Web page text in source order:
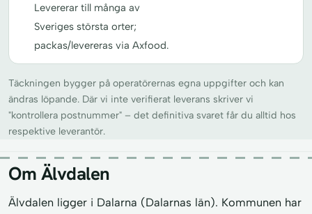
Levererar till många av
Sveriges största orter;
packas/levereras via Axfood.
Täckningen bygger på operatörernas egna uppgifter och kan
ändras löpande. Där vi inte verifierat leverans skriver vi
"kontrollera postnummer" – det definitiva svaret får du alltid hos
respektive leverantör.
Om Älvdalen
Älvdalen ligger i Dalarna (Dalarnas län). Kommunen har